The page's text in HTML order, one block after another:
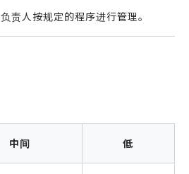
负责人按规定的程序进行管理。
中间 低